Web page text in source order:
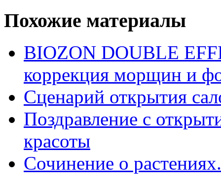
Похожие материалы
BIOZON DOUBLE
коррекция морщин и
Сценарий открытия
Поздравление с
красоты
Сочинение о